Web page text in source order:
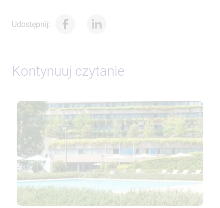
Udostępnij:
Kontynuuj czytanie